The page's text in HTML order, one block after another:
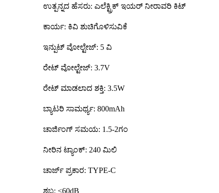
ಉತ್ಪನ್ನದ ಹೆಸರು: ಎಲೆಕ್ಟ್ರಿಕ್ ಇಯರ್ ನೀರಾವರಿ ಕಿಟ್
ಕಾರ್ಯ: ಕಿವಿ ಶುಚಿಗೊಳಿಸುವಿಕೆ
ಇನ್ಪುಟ್ ವೋಲ್ಟೇಜ್: 5 ವಿ
ರೇಟ್ ವೋಲ್ಟೇಜ್: 3.7V
ರೇಟ್ ಮಾಡಲಾದ ಶಕ್ತಿ: 3.5W
ಬ್ಯಾಟರಿ ಸಾಮರ್ಥ್ಯ: 800mAh
ಚಾರ್ಜಿಂಗ್ ಸಮಯ: 1.5-2ಗಂ
ನೀರಿನ ಟ್ಯಾಂಕ್: 240 ಮಿಲಿ
ಚಾರ್ಜ್ ಪ್ರಕಾರ: TYPE-C
ಶಬ್ದ: <60dB